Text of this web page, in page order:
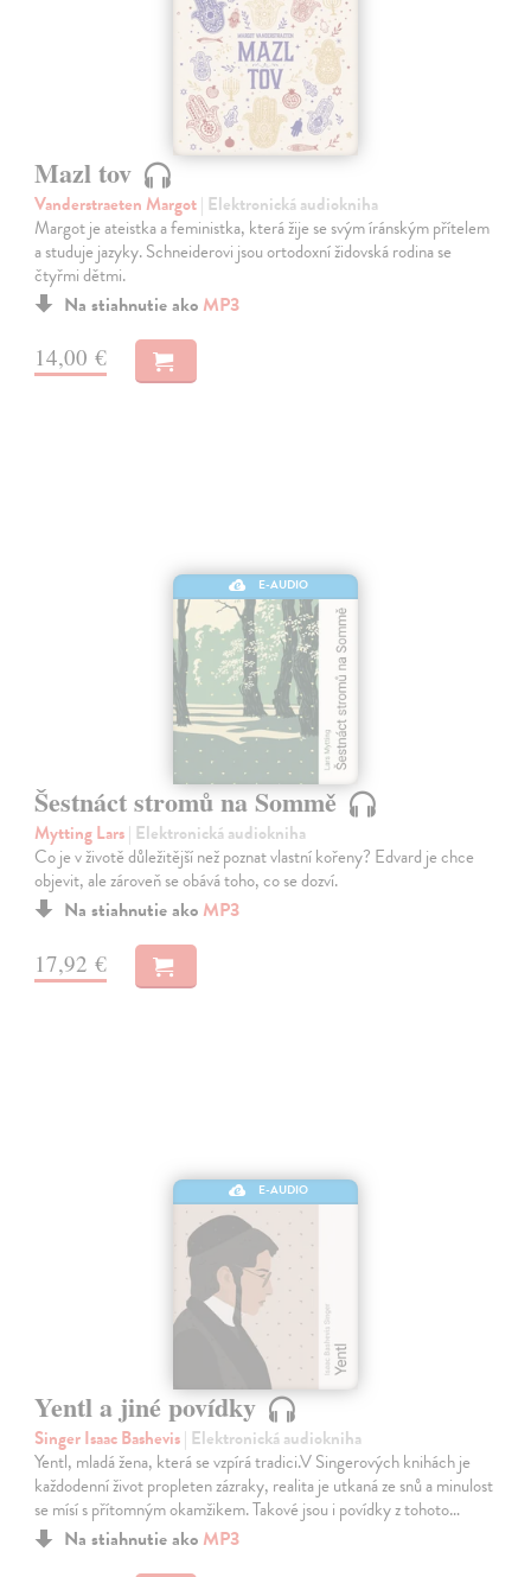
Mazl tov
Vanderstraeten Margot| Elektronická audiokniha
Margot je ateistka a feministka, která žije se svým íránským přítelem
a studuje jazyky. Schneiderovi jsou ortodoxní židovská rodina se
čtyřmi dětmi.
Na stiahnutie ako MP3
14,00 €
E-AUDIO
Šestnáct stromů na Sommě
Mytting Lars| Elektronická audiokniha
Co je v životě důležitější než poznat vlastní kořeny? Edvard je chce
objevit, ale zároveň se obává toho, co se dozví.
Na stiahnutie ako MP3
17,92 €
E-AUDIO
Yentl a jiné povídky
Singer Isaac Bashevis| Elektronická audiokniha
Yentl, mladá žena, která se vzpírá tradici.V Singerových knihách je
každodenní život propleten zázraky, realita je utkaná ze snů a minulost
se mísí s přítomným okamžikem. Takové jsou i povídky z tohoto…
Na stiahnutie ako MP3